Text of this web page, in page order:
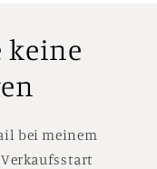
keine
bei meinem